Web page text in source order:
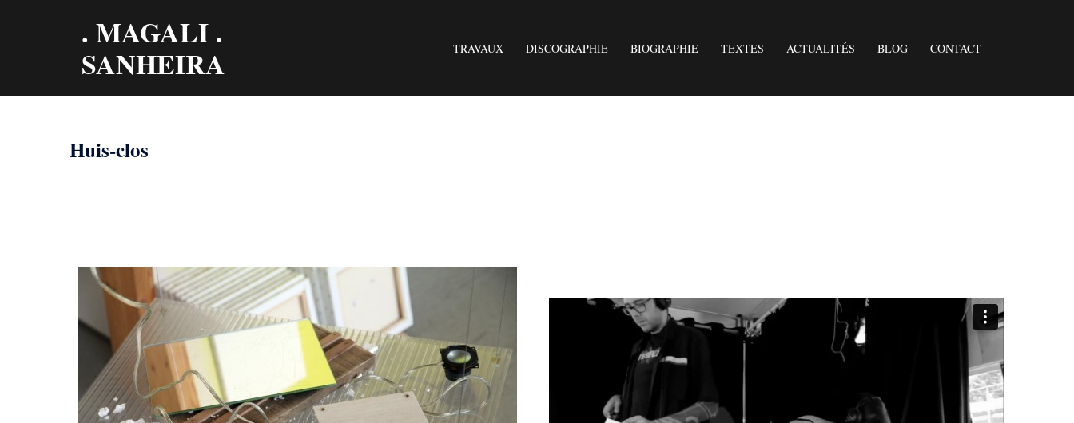
. MAGALI .
SANHEIRA
TRAVAUX DISCOGRAPHIE BIOGRAPHIE TEXTES ACTUALITÉS BLOG CONTACT
Huis-clos